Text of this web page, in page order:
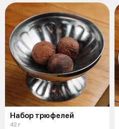
Набор трюфелей
42 г